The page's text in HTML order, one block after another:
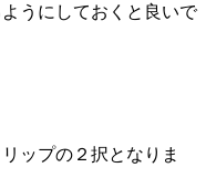
うにしておくと良いで
ップの２択となりま